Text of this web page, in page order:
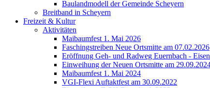
Baulandmodell der Gemeinde Scheyern
Breitband in Scheyern
Freizeit & Kultur
Aktivitäten
Maibaumfest 1. Mai 2026
Faschingstreiben Neue Ortsmitte am 07.02.2026
Eröffnung Geh- und Radweg Euernbach -
Einweihung der Neuen Ortsmitte am
Maibaumfest 1. Mai 2024
VGI-Flexi Auftaktfest am 30.09.2022